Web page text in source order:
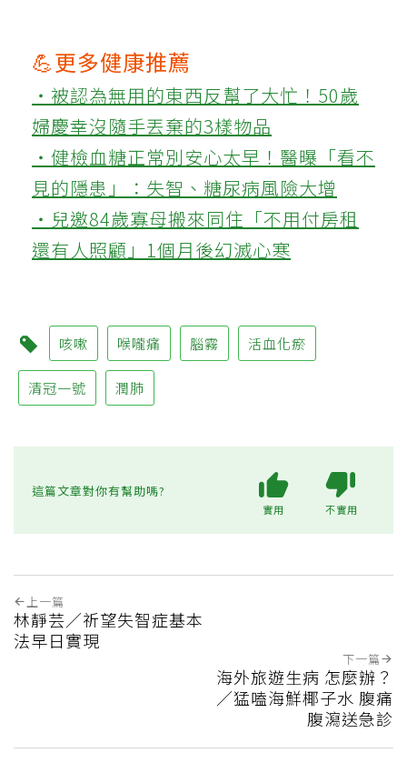
💪更多健康推薦
‧被認為無用的東西反幫了大忙！50歲
婦慶幸沒隨手丟棄的3樣物品
‧健檢血糖正常別安心太早！醫曝「看不
見的隱患」：失智、糖尿病風險大增
‧兒邀84歲寡母搬來同住「不用付房租
還有人照顧」1個月後幻滅心寒
咳嗽 喉嚨痛 腦霧 活血化瘀
清冠一號 潤肺
這篇文章對你有幫助嗎?
實用 不實用
上一篇
林靜芸／祈望失智症基本
法早日實現
下一篇
海外旅遊生病 怎麼辦？
／猛嗑海鮮椰子水 腹痛
腹瀉送急診